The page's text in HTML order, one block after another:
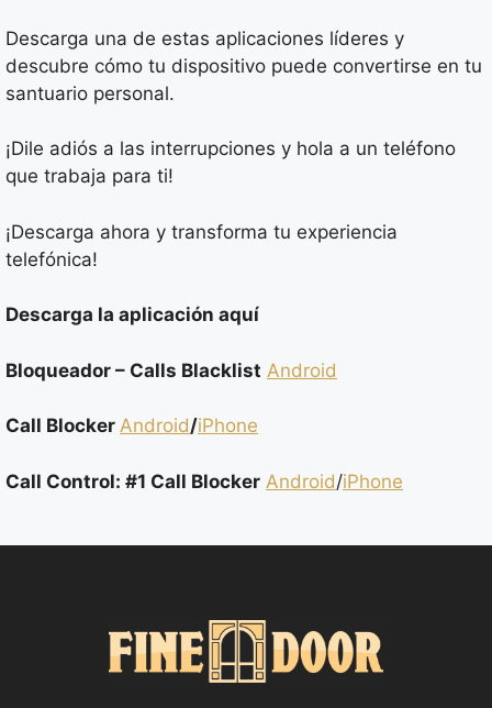
Descarga una de estas aplicaciones líderes y
descubre cómo tu dispositivo puede convertirse en tu
santuario personal.
¡Dile adiós a las interrupciones y hola a un teléfono
que trabaja para ti!
¡Descarga ahora y transforma tu experiencia
telefónica!
Descarga la aplicación aquí
Bloqueador – Calls Blacklist Android
Call Blocker Android/iPhone
Call Control: #1 Call Blocker Android/iPhone